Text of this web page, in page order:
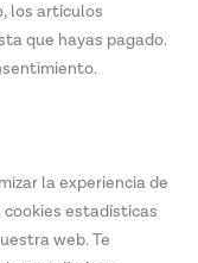
los artículos
que hayas pagado.
la experiencia de
estadísticas
web. Te